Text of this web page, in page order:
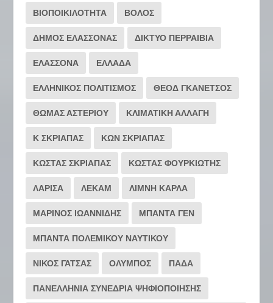
ΒΙΟΠΟΙΚΙΛΟΤΗΤΑ ΒΟΛΟΣ
ΔΗΜΟΣ ΕΛΑΣΣΟΝΑΣ ΔΙΚΤΥΟ ΠΕΡΡΑΙΒΙΑ
ΕΛΑΣΣΟΝΑ ΕΛΛΑΔΑ
ΕΛΛΗΝΙΚΟΣ ΠΟΛΙΤΙΣΜΟΣ ΘΕΟΔ ΓΚΑΝΕΤΣΟΣ
ΘΩΜΑΣ ΑΣΤΕΡΙΟΥ ΚΛΙΜΑΤΙΚΗ ΑΛΛΑΓΗ
Κ ΣΚΡΙΑΠΑΣ ΚΩΝ ΣΚΡΙΑΠΑΣ
ΚΩΣΤΑΣ ΣΚΡΙΑΠΑΣ ΚΩΣΤΑΣ ΦΟΥΡΚΙΩΤΗΣ
ΛΑΡΙΣΑ ΛΕΚΑΜ ΛΙΜΝΗ ΚΑΡΛΑ
ΜΑΡΙΝΟΣ ΙΩΑΝΝΙΔΗΣ ΜΠΑΝΤΑ ΓΕΝ
ΜΠΑΝΤΑ ΠΟΛΕΜΙΚΟΥ ΝΑΥΤΙΚΟΥ
ΝΙΚΟΣ ΓΑΤΣΑΣ ΟΛΥΜΠΟΣ ΠΑΔΑ
ΠΑΝΕΛΛΗΝΙΑ ΣΥΝΕΔΡΙΑ ΨΗΦΙΟΠΟΙΗΣΗΣ